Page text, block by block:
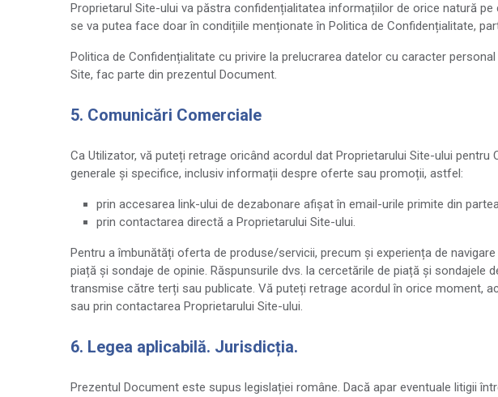
Proprietarul Site-ului va păstra confidențialitatea informațiilor de orice natură
se va putea face doar în condițiile menționate în Politica de Confidențialitate,
Politica de Confidențialitate cu privire la prelucrarea datelor cu caracter
Site, fac parte din prezentul Document.
5. Comunicări Comerciale
Ca Utilizator, vă puteți retrage oricând acordul dat Proprietarului Site-ului
generale și specifice, inclusiv informații despre oferte sau promoții, astfel:
prin accesarea link-ului de dezabonare afișat în email-urile primite din
prin contactarea directă a Proprietarului Site-ului.
Pentru a îmbunătăți oferta de produse/servicii, precum și experiența de
piață și sondaje de opinie. Răspunsurile dvs. la cercetările de piață și sondajele
transmise către terți sau publicate. Vă puteți retrage acordul în orice moment,
sau prin contactarea Proprietarului Site-ului.
6. Legea aplicabilă. Jurisdicția.
Prezentul Document este supus legislației române. Dacă apar eventuale litigii